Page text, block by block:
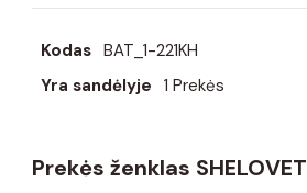
Kodas BAT_1-221KH
Yra sandėlyje 1 Prekės
Prekės ženklas SHELOVET